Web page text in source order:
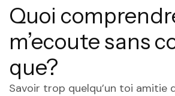
Quoi
m’ecoute sans
que?
Savoir trop quelqu’un toi amitie